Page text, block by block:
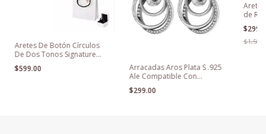
Aretes De Botón Círculos
De Dos Tonos Signature
Para Mujer
$599.00
Arracadas Aros Plata S .925
Ale Compatible Con
Pandora + Regalo
$299.00
de